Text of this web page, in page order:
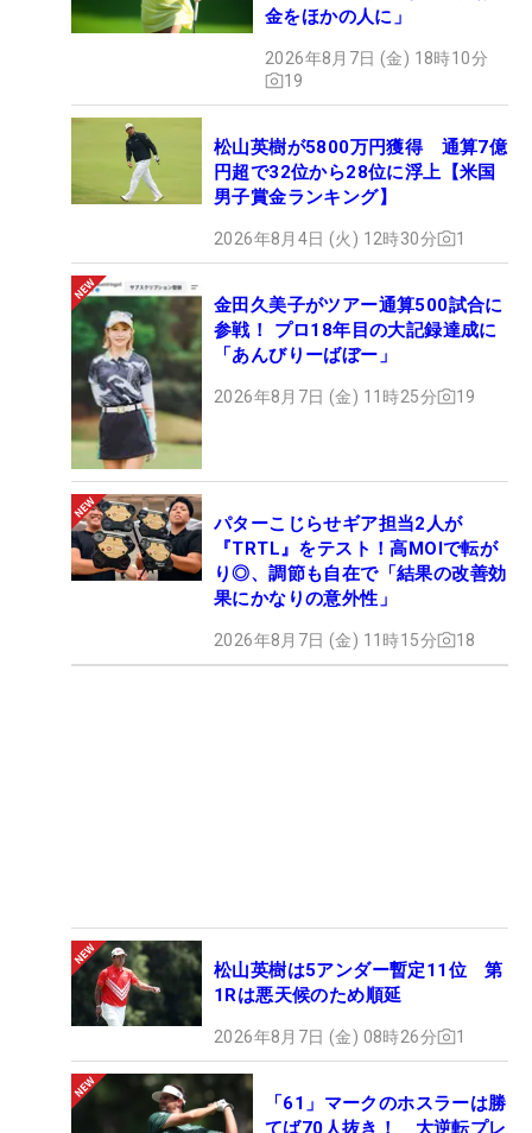
金をほかの人に」
2026年8月7日 (金) 18時10分
19
松山英樹が5800万円獲得 通算7億
円超で32位から28位に浮上【米国
男子賞金ランキング】
2026年8月4日 (火) 12時30分 1
金田久美子がツアー通算500試合に
参戦！ プロ18年目の大記録達成に
「あんびりーばぼー」
2026年8月7日 (金) 11時25分 19
パターこじらせギア担当2人が
『TRTL』をテスト！高MOIで転が
り◎、調節も自在で「結果の改善効
果にかなりの意外性」
2026年8月7日 (金) 11時15分 18
松山英樹は5アンダー暫定11位 第
1Rは悪天候のため順延
2026年8月7日 (金) 08時26分 1
「61」マークのホスラーは勝
てば70人抜き！ 大逆転プレ